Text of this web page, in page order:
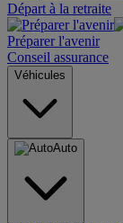
Départ à la retraite
Préparer l'avenir
Conseil assurance
Véhicules
Auto